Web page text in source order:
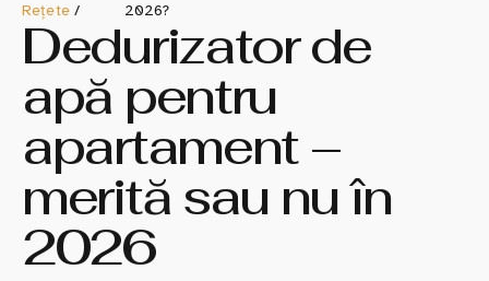
Rețete/
2026?
Dedurizator de
apă pentru
apartament –
merită sau nu în
2026